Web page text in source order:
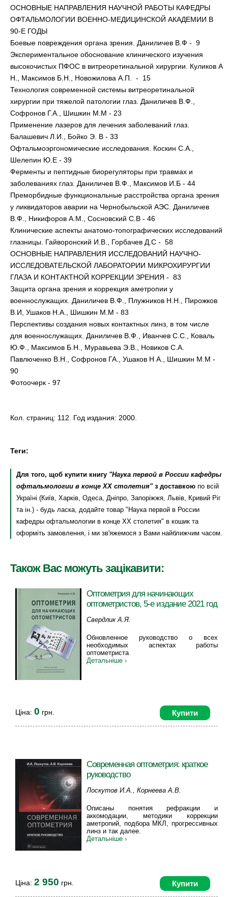
ОСНОВНЫЕ НАПРАВЛЕНИЯ НАУЧНОЙ РАБОТЫ КАФЕДРЫ
ОФТАЛЬМОЛОГИИ ВОЕННО-МЕДИЦИНСКОЙ АКАДЕМИИ В
90-Е ГОДЫ
Боевые повреждения органа зрения. Даниличев В.Ф - 9
Экспериментальное обоснование клинического изучения
высокочистых ПФОС в витреоретинальной хирургии. Куликов А
Н., Максимов Б.Н., Новожилова А.П. - 15
Технология современной системы витреоретинальной
хирургии при тяжелой патологии глаз. Даниличев В.Ф.,
Софронов Г.А., Шишкин М.М - 23
Применение лазеров для лечения заболеваний глаз.
Балашевич Л.И., Бойко Э. В - 33
Офтальмоэргономические исследования. Коскин С.А.,
Шелепин Ю.Е - 39
Ферменты и пептидные биорегуляторы при травмах и
заболеваниях глаз. Даниличев В.Ф., Максимов И.Б - 44
Преморбидные функциональные расстройства органа зрения
у ликвидаторов аварии на Чернобыльской АЭС. Даниличев
В.Ф., Никифоров А.М., Сосновский С.В - 46
Клинические аспекты анатомо-топографических исследований
глазницы. Гайворонский И.В., Горбачев Д.С - 58
ОСНОВНЫЕ НАПРАВЛЕНИЯ ИССЛЕДОВАНИЙ НАУЧНО-
ИССЛЕДОВАТЕЛЬСКОЙ ЛАБОРАТОРИИ МИКРОХИРУРГИИ
ГЛАЗА И КОНТАКТНОЙ КОРРЕКЦИИ ЗРЕНИЯ - 83
Защита органа зрения и коррекция аметропии у
военнослужащих. Даниличев В.Ф., Плужников Н.Н., Пирожков
В.И, Ушаков Н.А., Шишкин М.М - 83
Перспективы создания новых контактных линз, в том числе
для военнослужащих. Даниличев В.Ф., Иванчев С.С., Коваль
Ю.Ф., Максимов Б.Н., Муравьева Э.В., Новиков С.А.
Павлюченко В.Н., Софронов ГА., Ушаков Н А., Шишкин М.М -
90
Фотоочерк - 97
Кол. страниц: 112. Год издания: 2000.
Теги:
Для того, щоб купити книгу "Наука первой в России кафедры
офтальмологии в конце ХХ столетия"з доставкою по всій
Україні (Київ, Харків, Одеса, Дніпро, Запоріжжя, Львів, Кривий Ріг
та ін.) - будь ласка, додайте товар "Наука первой в России
кафедры офтальмологии в конце ХХ столетия" в кошик та
оформіть замовлення, і ми зв'яжемося з Вами найближчим часом.
Також Вас можуть зацікавити:
Оптометрия для начинающих
оптометристов, 5-е издание 2021 год
Свердлик А.Я.
Обновленное руководство о всех
необходимых аспектах работы
оптометриста
Детальніше ›
Купити
Ціна: 0 грн.
Современная оптометрия: краткое
руководство
Лоскутов И.А., Корнеева А.В.
Описаны понятия рефракции и
аккомодации, методики коррекции
аметропий, подбора МКЛ, прогрессивных
линз и так далее.
Детальніше ›
Купити
Ціна: 2 950 грн.